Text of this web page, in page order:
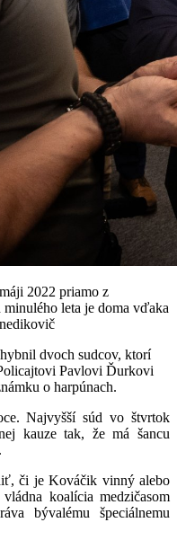
2022 priamo z
leta je doma vďaka
dvoch sudcov, ktorí
Pavlovi Ďurkovi
o harpúnach.
Najvyšší súd vo štvrtok
kauze tak, že má šancu
či je Kováčik vinný alebo
koalícia medzičasom
bývalému špeciálnemu